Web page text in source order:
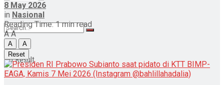
No Result
8 May 2026
in Nasional
Reading Time: 1 min read
A A
A
A
Reset